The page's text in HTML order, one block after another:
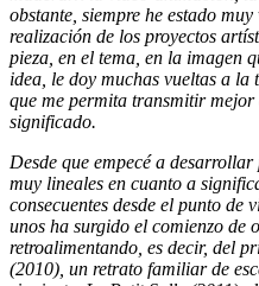
obstante, siempre he estado
realización de los proyectos
pieza, en el tema, en la imagen
idea, le doy muchas vueltas a
que me permita transmitir
significado.
Desde que empecé a
muy lineales en cuanto a
consecuentes desde el punto de
unos ha surgido el comienzo de
retroalimentando, es decir, del
(2010), un retrato familiar de